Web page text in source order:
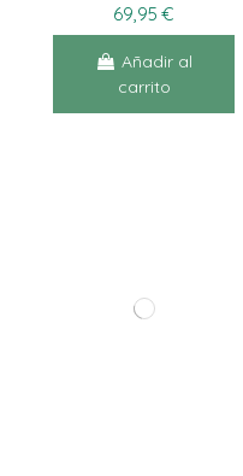
69,95 €
Añadir al
carrito